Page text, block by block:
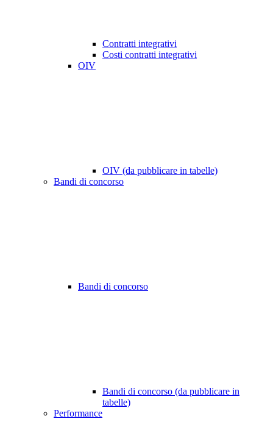
Contratti integrativi
Costi contratti integrativi
OIV
OIV (da pubblicare in tabelle)
Bandi di concorso
Bandi di concorso
Bandi di concorso (da pubblicare in
tabelle)
Performance